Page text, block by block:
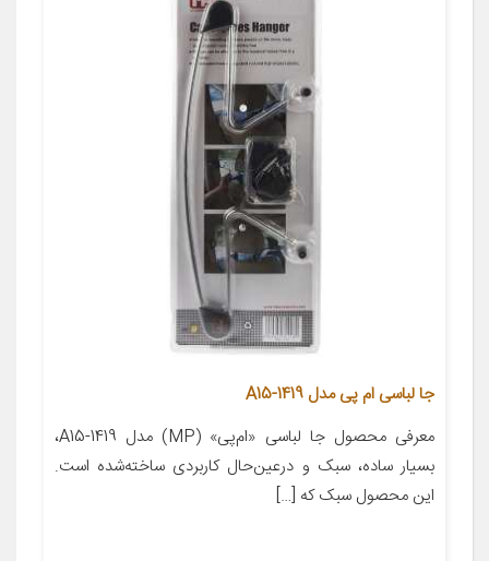
جا لباسی ام پی مدل A15-1419
معرفی محصول جا لباسی «ام‌پی» (MP) مدل A15-1419،
بسیار ساده، سبک و درعین‌حال کاربردی ساخته‌شده است.
این محصول سبک که […]